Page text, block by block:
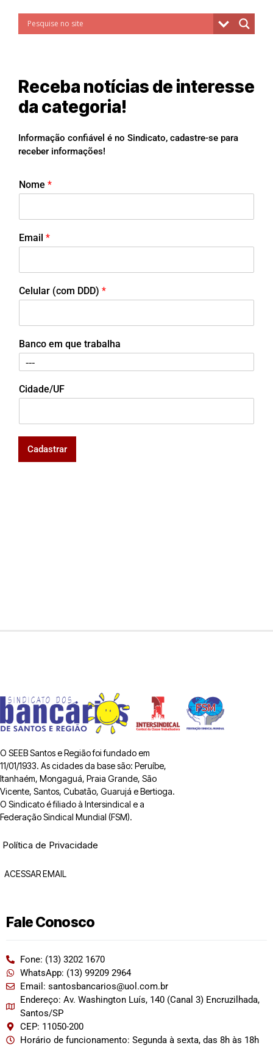
Receba notícias de interesse
da categoria!
Informação confiável é no Sindicato, cadastre-se para
receber informações!
Nome *
Email *
Celular (com DDD) *
Banco em que trabalha
Cidade/UF
Cadastrar
O SEEB Santos e Região foi fundado em
11/01/1933. As cidades da base são: Peruíbe,
Itanhaém, Mongaguá, Praia Grande, São
Vicente, Santos, Cubatão, Guarujá e Bertioga.
O Sindicato é filiado à Intersindical e a
Federação Sindical Mundial (FSM).
Política de Privacidade
ACESSAR EMAIL
Fale Conosco
Fone: (13) 3202 1670
WhatsApp: (13) 99209 2964
Email: santosbancarios@uol.com.br
Endereço: Av. Washington Luís, 140 (Canal 3) Encruzilhada,
Santos/SP
CEP: 11050-200
Horário de funcionamento: Segunda à sexta, das 8h às 18h